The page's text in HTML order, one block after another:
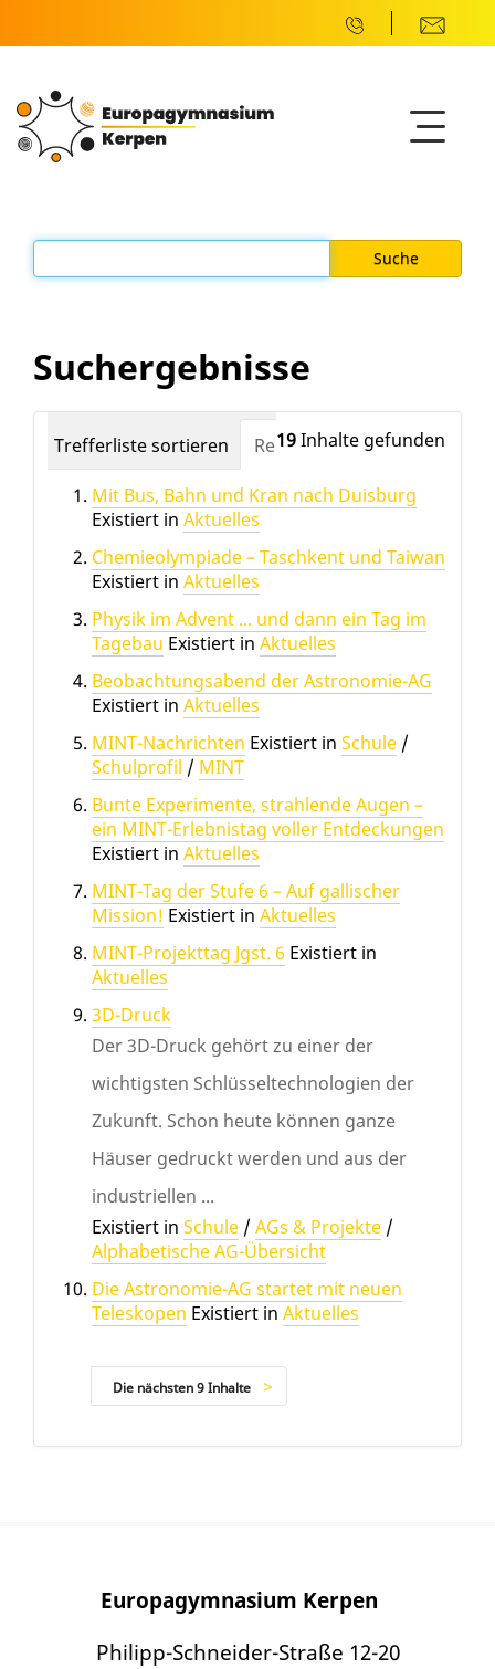
Suchergebnisse
19Inhalte gefunden
Trefferliste sortieren Relevanz Datum
Mit Bus, Bahn und Kran nach Duisburg
Existiert in Aktuelles
Chemieolympiade – Taschkent und Taiwan
Existiert in Aktuelles
Physik im Advent ... und dann ein Tag im
Tagebau Existiert in Aktuelles
Beobachtungsabend der Astronomie-AG
Existiert in Aktuelles
MINT-Nachrichten Existiert in Schule /
Schulprofil / MINT
Bunte Experimente, strahlende Augen –
ein MINT-Erlebnistag voller Entdeckungen
Existiert in Aktuelles
MINT-Tag der Stufe 6 – Auf gallischer
Mission! Existiert in Aktuelles
MINT-Projekttag Jgst. 6 Existiert in
Aktuelles
3D-Druck
Der 3D-Druck gehört zu einer der
wichtigsten Schlüsseltechnologien der
Zukunft. Schon heute können ganze
Häuser gedruckt werden und aus der
industriellen ...
Existiert in Schule / AGs & Projekte /
Alphabetische AG-Übersicht
Die Astronomie-AG startet mit neuen
Teleskopen Existiert in Aktuelles
Die nächsten 9 Inhalte
Europagymnasium Kerpen
Philipp-Schneider-Straße 12-20